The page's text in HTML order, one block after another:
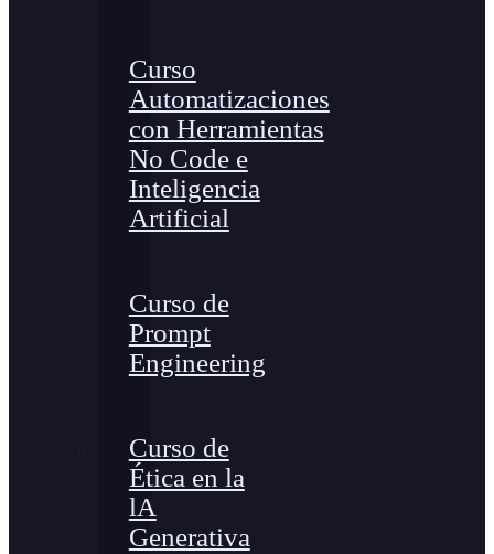
Curso
Automatizaciones
con Herramientas
No Code e
Inteligencia
Artificial
Curso de
Prompt
Engineering
Curso de
Ética en la
lA
Generativa